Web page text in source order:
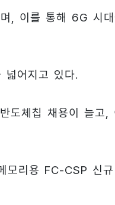
, 이를 통해 6G 시
넓어지고 있다.
도체칩 채용이 늘고,
모리용 FC-CSP 신